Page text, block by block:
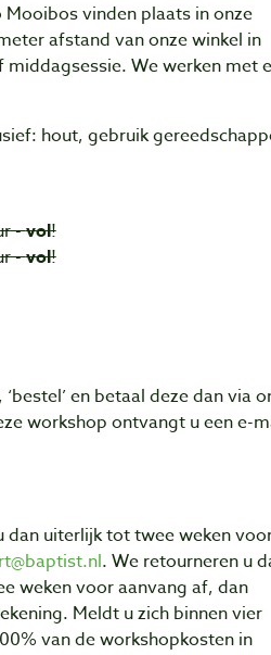
vinden plaats in onze
afstand van onze winkel in
We werken met
hout, gebruik
-vol!
-vol!
en betaal deze dan via
workshop ontvangt u een e-
uiterlijk tot twee weken
. We retourneren u
weken voor aanvang af, dan
Meldt u zich binnen vier
van de workshopkosten in